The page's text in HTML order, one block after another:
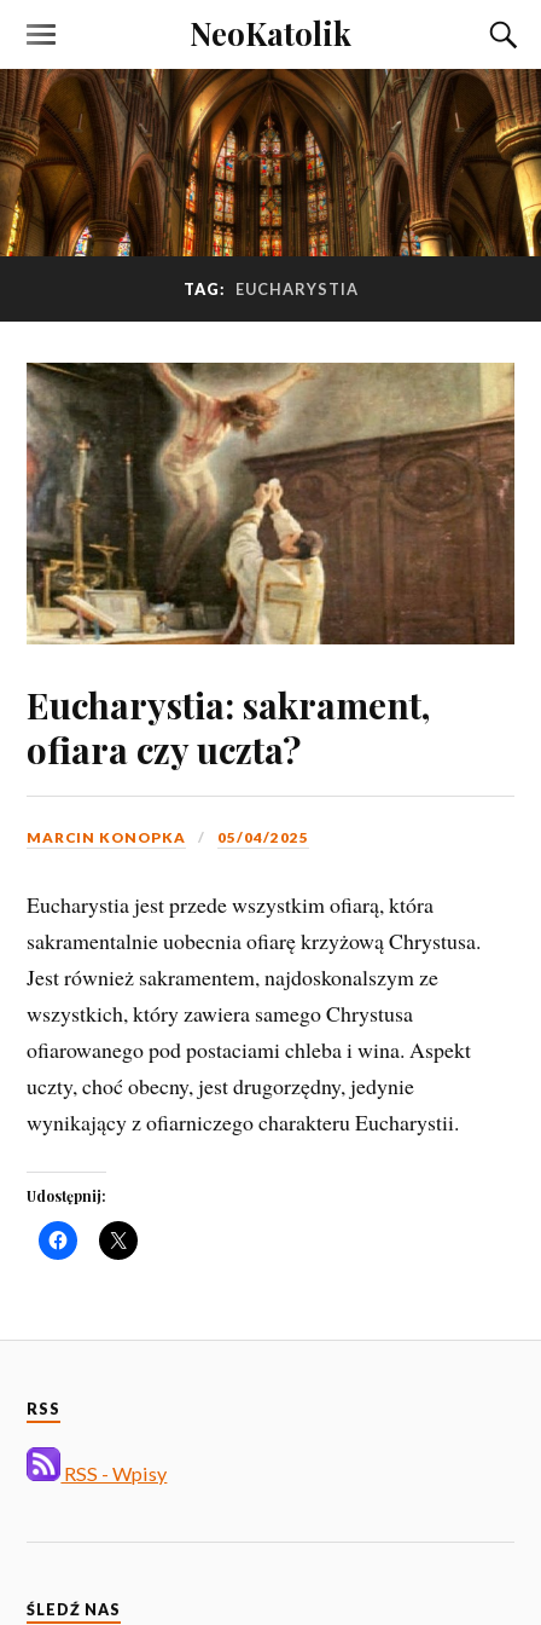
NeoKatolik
TAG: EUCHARYSTIA
Eucharystia: sakrament,
ofiara czy uczta?
MARCIN KONOPKA 05/04/2025
Eucharystia jest przede wszystkim ofiarą, która
sakramentalnie uobecnia ofiarę krzyżową Chrystusa.
Jest również sakramentem, najdoskonalszym ze
wszystkich, który zawiera samego Chrystusa
ofiarowanego pod postaciami chleba i wina. Aspekt
uczty, choć obecny, jest drugorzędny, jedynie
wynikający z ofiarniczego charakteru Eucharystii.
Udostępnij:
RSS
RSS - Wpisy
ŚLEDŹ NAS